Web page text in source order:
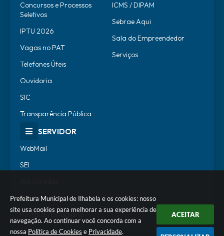
Prefeitura Municipal de Ilhabela e os cookies: nosso
site usa cookies para melhorar a sua experiência de
navegação. Ao continuar você concorda com a
nossa Política de Cookies e Privacidade.
ACEITAR
Concursos e Processos
Seletivos
IPTU 2026
Vagas no PAT
Telefones Úteis
Ouvidoria
SIC
Transparência Pública
ICMS / DIPAM
Sebrae Aqui
Sala do Empreendedor
Serviços
SERVIDOR
WebMail
SEI
Escola de Governo
Portal do Estagiário